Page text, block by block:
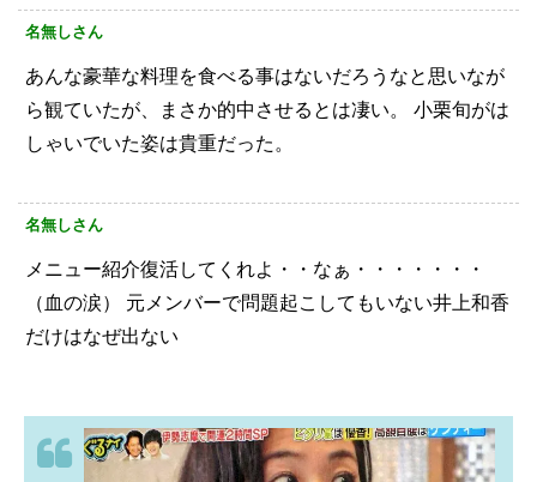
名無しさん
あんな豪華な料理を食べる事はないだろうなと思いなが
ら観ていたが、まさか的中させるとは凄い。
小栗旬がは
しゃいでいた姿は貴重だった。
名無しさん
メニュー紹介復活してくれよ・・なぁ・・・・・・・
（血の涙）
元メンバーで問題起こしてもいない井上和香
だけはなぜ出ない